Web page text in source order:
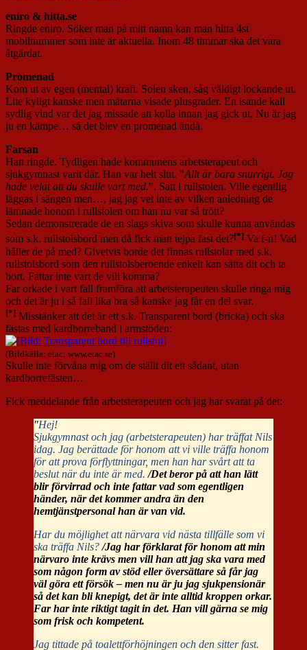
eniro & hitta.se
Ringde eniro. Söker man på mitt namn kan man hitta 4st
mobilnummer som inte är aktuella. Inom 48 timmar ska det vara
åtgärdat.
Promenad
Kom ut av egen (mental) kraft. Solen sken, såg väldigt lockande ut.
Lite kyligt kanske men mätarna visade plusgrader. En isande kall
sydlig vind var det jag missade att kolla innan jag gick ut. Nu är jag
ju en kämpe… så det blev en promenad ändå.
Farsan
Han ringde. Tydligen hade kommunens arbetsterapeut och
sjukgymnast varit där. Han var helt slut. "Allt är bara snurrigt. Jag
hade velat att du skulle vart med.". Satt i rullstolen. Ville egentlig
läggas i sängen men…, jag jag vet inte av vilken anledning de
lämnade honom i rullstolen om han nu var så trött?
Sedan demonstrerade de en slags skiva som skulle kunna användas
som s.k. rullstolsbord men då fick man tejpa fast det?[*] Va f-n! Vad
håller de på med? Givetvis borde det finnas rullstolar med s.k.
rullstolsbord som den rullstolsberoende enkelt kan sätta dit och ta
bort. Fattar inte vart de vill komma?
Far orkade i vart fall framföra att arbetsterapeuten skulle ringa mig
och det är ju i så fall lika bra så kanske jag får en del svar.
[*] Misstänker att det är ett s.k. Transparent bord (bricka) och ska
fästas med kardborreband i armstöden:
(Bildkälla: etac; www.etac.se)
Skulle inte förvåna mig om de ställt dit ett sådant, utan
kardborrefästen…
Fick meddelande från arbetsterapeuten och jag har svarat på det:
"Hej!
Sjukgymnast och jag (arbetsterapeuten) har träffat Nils
idag. Jag berättade för honom att vi ville träffa honom
för att prova förflyttningar, men han har svårt att ta
beslut när du inte är med. /Det beror på att han lätt
blir förvirrad och inte fattar vad som egentligen
händer, när det kommer andra än den
hemtjänstpersonal han är van vid.
Har du möjlighet att närvara vid nästa tillfälle som vi
ska träffa Nils?/Jag har förklarat för honom att min
närvaro inte krävs men vill han att jag ska vara med
som någon form av stöd eller översättare så får jag
väl göra ett försök – men nu är ju jag sjukpensionär
så det kan bli knepigt, det är inte alltid kroppen orkar.
Far har inte riktigt tagit in det. Han vill gärna se mig
som frisk och kompetent.
Jag tittade på toalettförhöjningen och den sitter fast.